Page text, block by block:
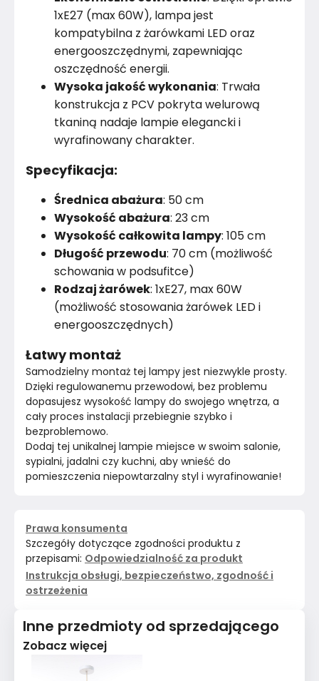
1xE27 (max 60W), lampa jest
kompatybilna z żarówkami LED oraz
energooszczędnymi, zapewniając
oszczędność energii.
Wysoka jakość wykonania: Trwała
konstrukcja z PCV pokryta welurową
tkaniną nadaje lampie elegancki i
wyrafinowany charakter.
Specyfikacja:
Średnica abażura: 50 cm
Wysokość abażura: 23 cm
Wysokość całkowita lampy: 105 cm
Długość przewodu: 70 cm (możliwość
schowania w podsufitce)
Rodzaj żarówek: 1xE27, max 60W
(możliwość stosowania żarówek LED i
energooszczędnych)
Łatwy montaż
Samodzielny montaż tej lampy jest niezwykle prosty.
Dzięki regulowanemu przewodowi, bez problemu
dopasujesz wysokość lampy do swojego wnętrza, a
cały proces instalacji przebiegnie szybko i
bezproblemowo.
Dodaj tej unikalnej lampie miejsce w swoim salonie,
sypialni, jadalni czy kuchni, aby wnieść do
pomieszczenia niepowtarzalny styl i wyrafinowanie!
Prawa konsumenta
Szczegóły dotyczące zgodności produktu z
przepisami: Odpowiedzialność za produkt
Instrukcja obsługi, bezpieczeństwo, zgodność i
ostrzeżenia
Inne przedmioty od sprzedającego
Zobacz więcej